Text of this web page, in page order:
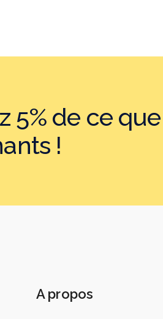
5% de ce
!
A propos